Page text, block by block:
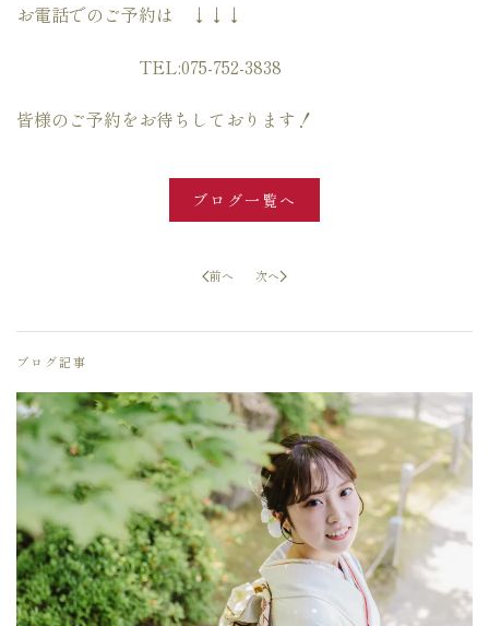
お電話でのご予約は ↓↓↓
TEL:075-752-3838
皆様のご予約をお待ちしております！
ブログ一覧へ
前へ 次へ
ブログ記事